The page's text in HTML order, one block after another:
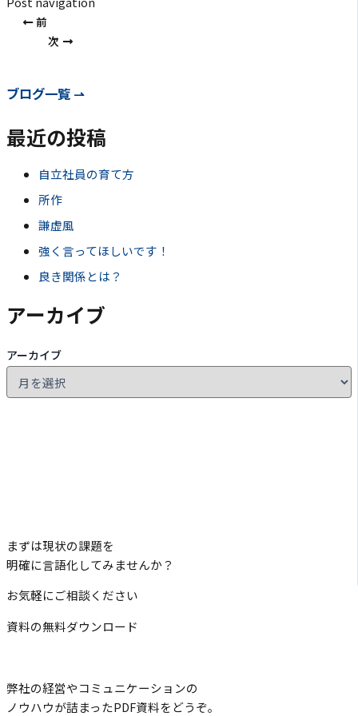
前
次
ブログ一覧 ⇀
最近の投稿
自立社員の育て方
所作
謙虚風
強く言ってほしいです！
良き関係とは？
アーカイブ
アーカイブ
まずは現状の課題を
明確に言語化してみませんか？
お気軽にご相談ください
資料の無料ダウンロード
弊社の経営やコミュニケーションの
ノウハウが詰まったPDF資料をどうぞ。